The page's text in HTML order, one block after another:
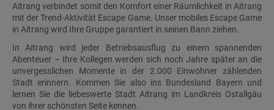
Aitrang verbindet somit den Komfort einer Räumlichkeit in Aitrang
mit der Trend-Aktivität Escape Game. Unser mobiles Escape Game
in Aitrang wird Ihre Gruppe garantiert in seinen Bann ziehen.
In Aitrang wird jeder Betriebsausflug zu einem spannenden
Abenteuer – Ihre Kollegen werden sich noch Jahre später an die
unvergesslichen Momente in der 2.000 Einwohner zählenden
Stadt erinnern. Kommen Sie also ins Bundesland Bayern und
lernen Sie die liebeswerte Stadt Aitrang im Landkreis Ostallgäu
von ihrer schönsten Seite kennen.